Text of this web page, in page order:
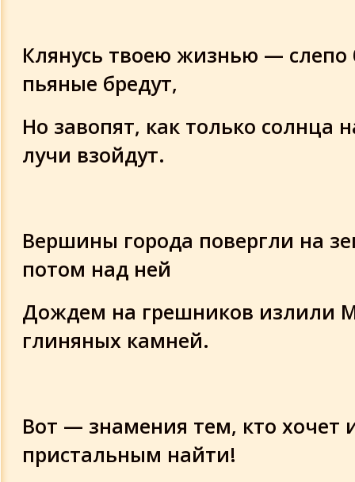
Клянусь твоею жизнью — слепо
пьяные бредут,
Но завопят, как только солнца
лучи взойдут.
Вершины города повергли на
потом над ней
Дождем на грешников излили
глиняных камней.
Вот — знамения тем, кто хочет
пристальным найти!